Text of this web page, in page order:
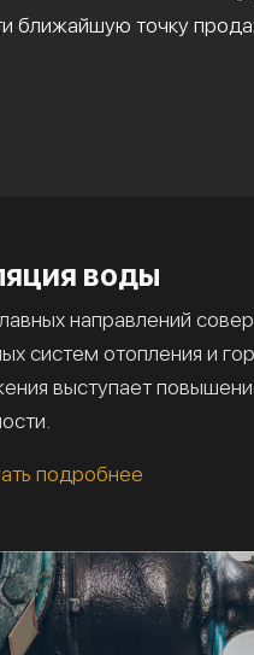
ближайшую точку
воды
направлений
систем отопления и
выступает
подробнее